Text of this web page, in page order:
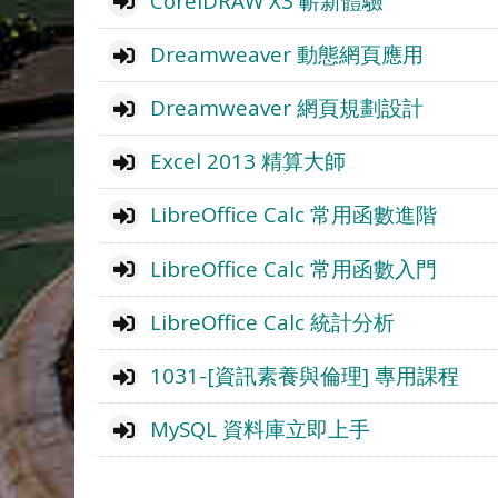
Dreamweaver 動態網頁應用
Dreamweaver 網頁規劃設計
Excel 2013 精算大師
LibreOffice Calc 常用函數進階
LibreOffice Calc 常用函數入門
LibreOffice Calc 統計分析
1031-[資訊素養與倫理] 專用課程
MySQL 資料庫立即上手